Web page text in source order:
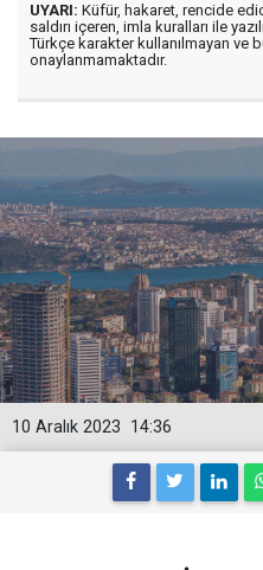
UYARI: Küfür, hakaret, rencide
saldırı içeren, imla kuralları ile
Türkçe karakter kullanılmayan ve
onaylanmamaktadır.
14:36
10 Aralık 2023